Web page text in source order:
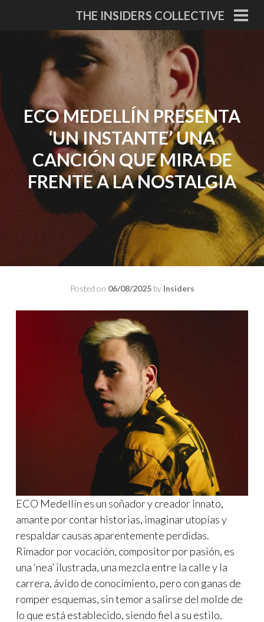
THE INSIDERS COLLECTIVE
ECO MEDELLÍN PRESENTA
‘UN INSTANTE’ UNA
CANCIÓN QUE MIRA DE
FRENTE A LA NOSTALGIA
Posted on 06/08/2025by Insiders
ECO Medellín es un soñador y creador innato,
amante por contar historias, imaginar utopías y
respaldar causas aparentemente perdidas.
Rimador por vocación, compositor por pasión, es
una ‘nea’ ilustrada, una mezcla entre la calle y la
carrera, ávido de conocimiento, pero con ganas de
romper esquemas, sin temor a salirse del molde de
lo que está establecido, siendo fiel a su estilo.